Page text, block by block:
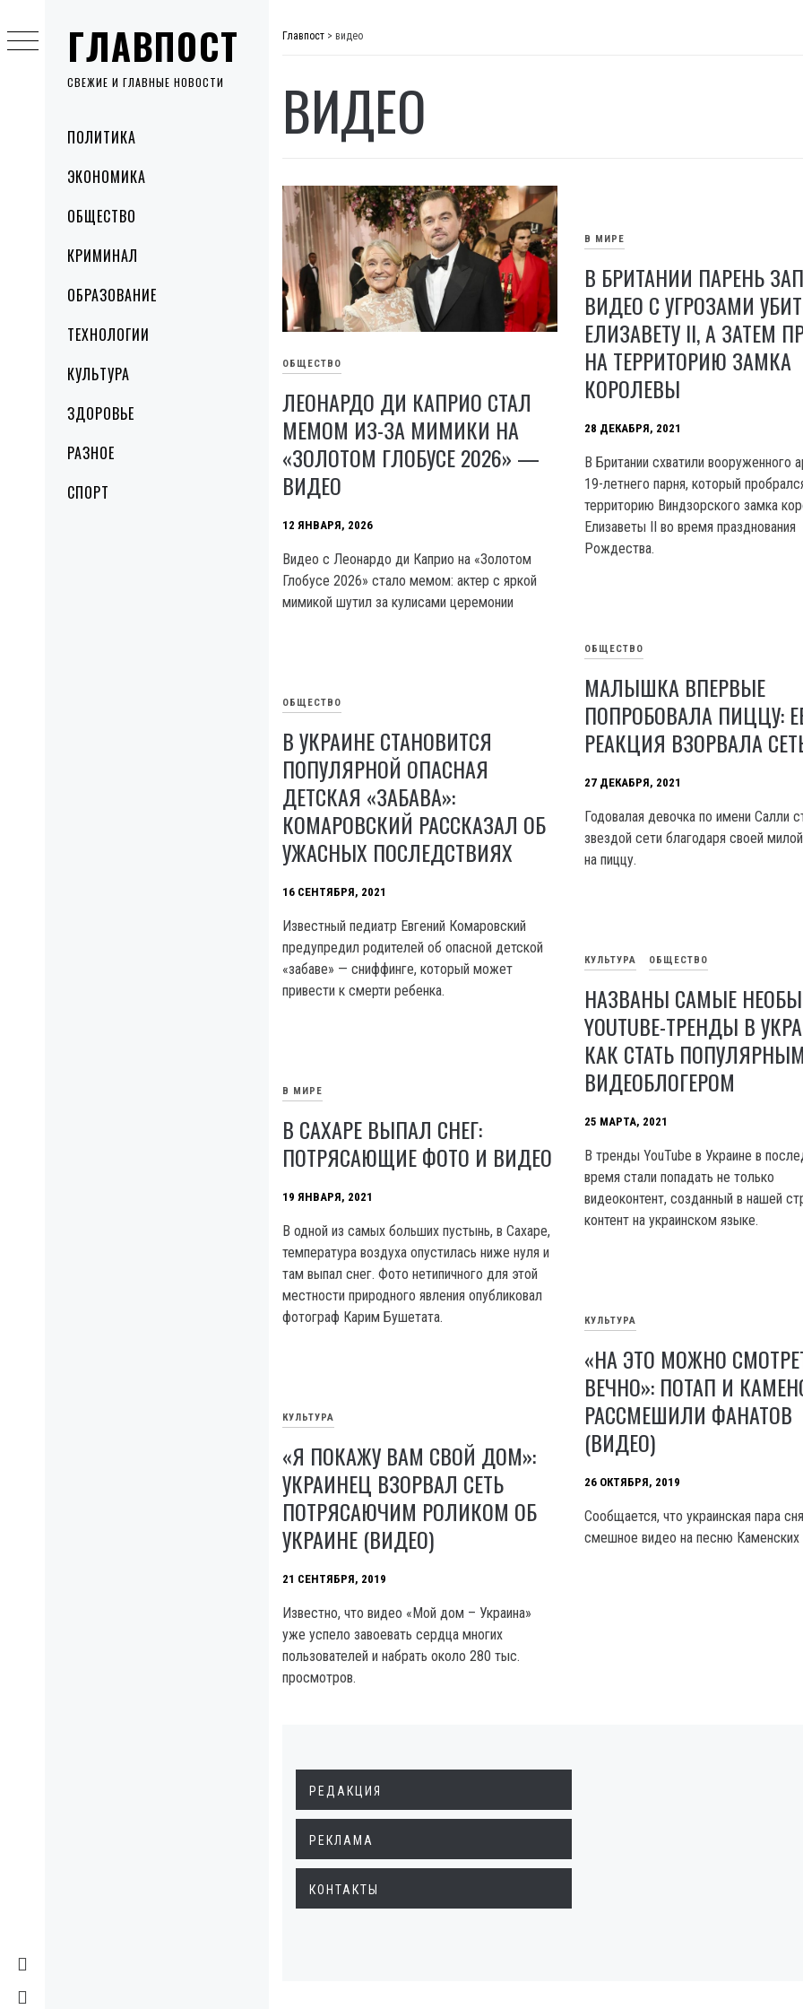
ГЛАВПОСТ
СВЕЖИЕ И ГЛАВНЫЕ НОВОСТИ
MenuПОЛИТИКА
ЭКОНОМИКА
ОБЩЕСТВО
КРИМИНАЛ
ОБРАЗОВАНИЕ
ТЕХНОЛОГИИ
КУЛЬТУРА
ЗДОРОВЬЕ
РАЗНОЕ
СПОРТ
to
content
Главпост > видео
ВИДЕО
ОБЩЕСТВО
ЛЕОНАРДО ДИ КАПРИО СТАЛ
МЕМОМ ИЗ-ЗА МИМИКИ НА
«ЗОЛОТОМ ГЛОБУСЕ 2026» —
ВИДЕО
12 ЯНВАРЯ, 2026
Видео с Леонардо ди Каприо на «Золотом
Глобусе 2026» стало мемом: актер с яркой
мимикой шутил за кулисами церемонии
В МИРЕ
В БРИТАНИИ ПАРЕНЬ
ВИДЕО С УГРОЗАМИ
ЕЛИЗАВЕТУ II, А ЗАТЕМ
НА ТЕРРИТОРИЮ ЗАМКА
КОРОЛЕВЫ
28 ДЕКАБРЯ, 2021
В Британии схватили вооруженного
19-летнего парня, который
территорию Виндзорского замка
Елизаветы II во время празднования
Рождества.
ОБЩЕСТВО
МАЛЫШКА ВПЕРВЫЕ
ПОПРОБОВАЛА ПИЦЦУ:
РЕАКЦИЯ ВЗОРВАЛА
27 ДЕКАБРЯ, 2021
Годовалая девочка по имени Салли
звездой сети благодаря своей
на пиццу.
ОБЩЕСТВО
В УКРАИНЕ СТАНОВИТСЯ
ПОПУЛЯРНОЙ ОПАСНАЯ
ДЕТСКАЯ «ЗАБАВА»:
КОМАРОВСКИЙ РАССКАЗАЛ ОБ
УЖАСНЫХ ПОСЛЕДСТВИЯХ
16 СЕНТЯБРЯ, 2021
Известный педиатр Евгений Комаровский
предупредил родителей об опасной детской
«забаве» — сниффинге, который может
привести к смерти ребенка.
КУЛЬТУРА ОБЩЕСТВО
НАЗВАНЫ САМЫЕ
YOUTUBE-ТРЕНДЫ В
КАК СТАТЬ ПОПУЛЯРНЫМ
ВИДЕОБЛОГЕРОМ
25 МАРТА, 2021
В тренды YouTube в Украине в
время стали попадать не только
видеоконтент, созданный в нашей
контент на украинском языке.
В МИРЕ
В САХАРЕ ВЫПАЛ СНЕГ:
ПОТРЯСАЮЩИЕ ФОТО И ВИДЕО
19 ЯНВАРЯ, 2021
В одной из самых больших пустынь, в Сахаре,
температура воздуха опустилась ниже нуля и
там выпал снег. Фото нетипичного для этой
местности природного явления опубликовал
фотограф Карим Бушетата.
КУЛЬТУРА
«НА ЭТО МОЖНО
ВЕЧНО»: ПОТАП И
РАССМЕШИЛИ ФАНАТОВ
(ВИДЕО)
26 ОКТЯБРЯ, 2019
Сообщается, что украинская пара
смешное видео на песню Каменских
КУЛЬТУРА
«Я ПОКАЖУ ВАМ СВОЙ ДОМ»:
УКРАИНЕЦ ВЗОРВАЛ СЕТЬ
ПОТРЯСАЮЧИМ РОЛИКОМ ОБ
УКРАИНЕ (ВИДЕО)
21 СЕНТЯБРЯ, 2019
Известно, что видео «Мой дом – Украина»
уже успело завоевать сердца многих
пользователей и набрать около 280 тыс.
просмотров.
РЕДАКЦИЯ
РЕКЛАМА
КОНТАКТЫ